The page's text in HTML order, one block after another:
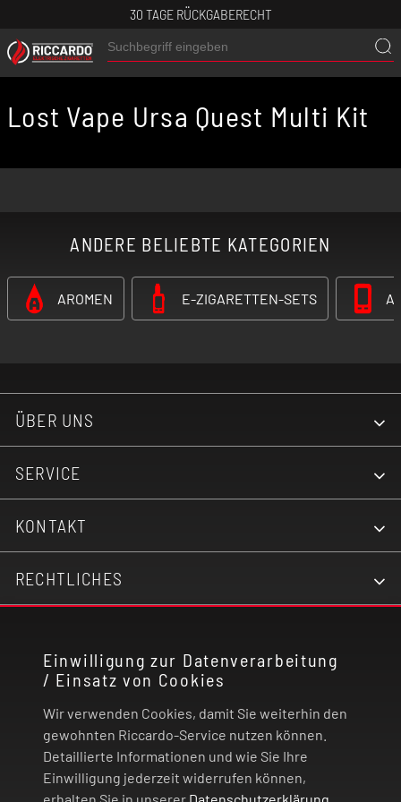
30 TAGE RÜCKGABERECHT
Einwilligung zur Datenverarbeitung
/ Einsatz von Cookies
Wir verwenden Cookies, damit Sie weiterhin den
gewohnten Riccardo-Service nutzen können.
Detaillierte Informationen und wie Sie Ihre
Einwilligung jederzeit widerrufen können,
Lost Vape Ursa Quest Multi Kit
ANDERE BELIEBTE KATEGORIEN
AROMEN E-ZIGARETTEN-SETS
ÜBER UNS
SERVICE
KONTAKT
RECHTLICHES
VERTRAG WIDERRUFEN
© 2026 | Riccardo Onlinestore GmbH